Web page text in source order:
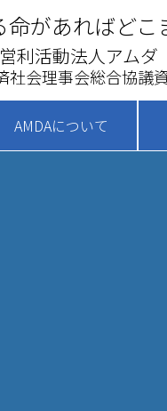
命があればどこ
利活動法人アムダ
社会理事会総合協議
AMDAについて